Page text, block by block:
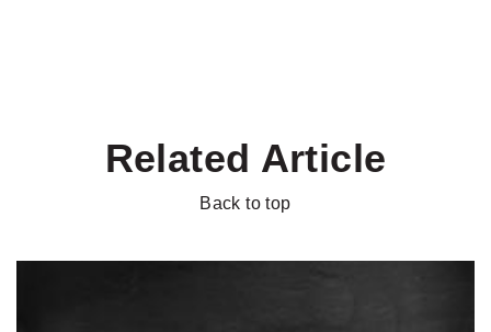
Related Article
Back to top